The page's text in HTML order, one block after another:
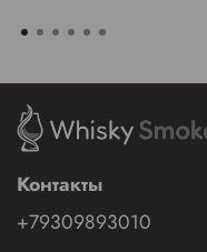
Контакты
+79309893010